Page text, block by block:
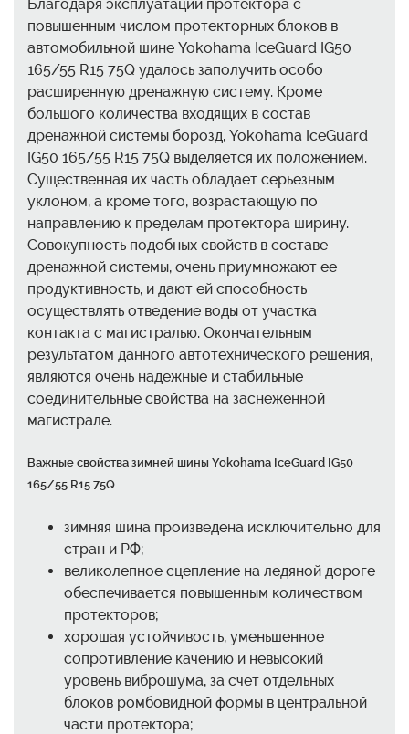
Благодаря эксплуатации протектора с
повышенным числом протекторных блоков в
автомобильной шине Yokohama IceGuard IG50
165/55 R15 75Q удалось заполучить особо
расширенную дренажную систему. Кроме
большого количества входящих в состав
дренажной системы борозд, Yokohama IceGuard
IG50 165/55 R15 75Q выделяется их положением.
Существенная их часть обладает серьезным
уклоном, а кроме того, возрастающую по
направлению к пределам протектора ширину.
Совокупность подобных свойств в составе
дренажной системы, очень приумножают ее
продуктивность, и дают ей способность
осуществлять отведение воды от участка
контакта с магистралью. Окончательным
результатом данного автотехнического решения,
являются очень надежные и стабильные
соединительные свойства на заснеженной
магистрале.
Важные свойства зимней шины Yokohama IceGuard IG50
165/55 R15 75Q
зимняя шина произведена исключительно для
стран и РФ;
великолепное сцепление на ледяной дороге
обеспечивается повышенным количеством
протекторов;
хорошая устойчивость, уменьшенное
сопротивление качению и невысокий
уровень виброшума, за счет отдельных
блоков ромбовидной формы в центральной
части протектора;